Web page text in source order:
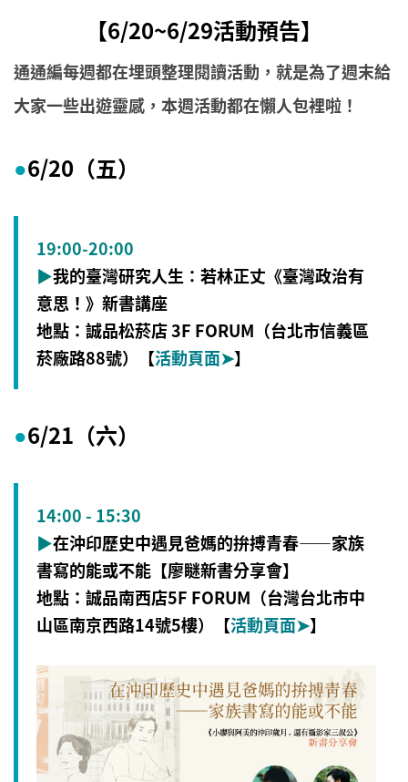
【6/20~6/29活動預告】
通通編每週都在埋頭整理閱讀活動，就是為了週末給
大家一些出遊靈感，本週活動都在懶人包裡啦！
●6/20（五）
19:00-20:00
▶我的臺灣研究人生：若林正丈《臺灣政治有
意思！》新書講座
地點：誠品松菸店 3F FORUM（台北市信義區
菸廠路88號）【活動頁面➤】
●6/21（六）
14:00 - 15:30
▶在沖印歷史中遇見爸媽的拚搏青春——家族
書寫的能或不能【廖瞇新書分享會】
地點：誠品南西店5F FORUM（台灣台北市中
山區南京西路14號5樓）【活動頁面➤】